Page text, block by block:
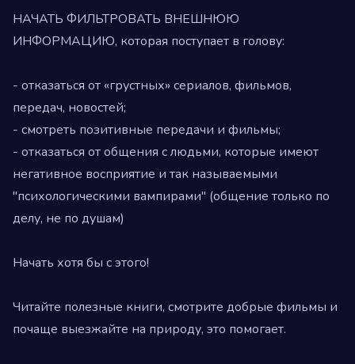
НАЧАТЬ ФИЛЬТРОВАТЬ ВНЕШНЮЮ
ИНФОРМАЦИЮ, которая поступает в голову:
- отказаться от «грустных» сериалов, фильмов,
передач, новостей;
- смотреть позитивные передачи и фильмы;
- отказаться от общения с людьми, которые имеют
негативное восприятие и так называемыми
"психологическими вампирами" (общение только по
делу, не по душам)
Начать хотя бы с этого!
Читайте полезные книги, смотрите добрые фильмы и
почаще выезжайте на природу, это помогает.